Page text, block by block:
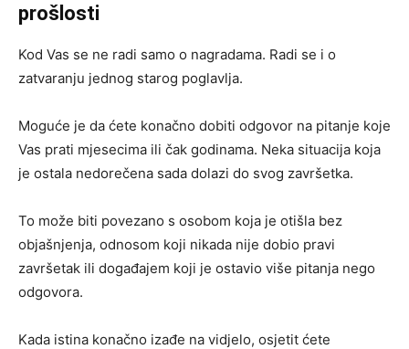
prošlosti
Kod Vas se ne radi samo o nagradama. Radi se i o
zatvaranju jednog starog poglavlja.
Moguće je da ćete konačno dobiti odgovor na pitanje koje
Vas prati mjesecima ili čak godinama. Neka situacija koja
je ostala nedorečena sada dolazi do svog završetka.
To može biti povezano s osobom koja je otišla bez
objašnjenja, odnosom koji nikada nije dobio pravi
završetak ili događajem koji je ostavio više pitanja nego
odgovora.
Kada istina konačno izađe na vidjelo, osjetit ćete